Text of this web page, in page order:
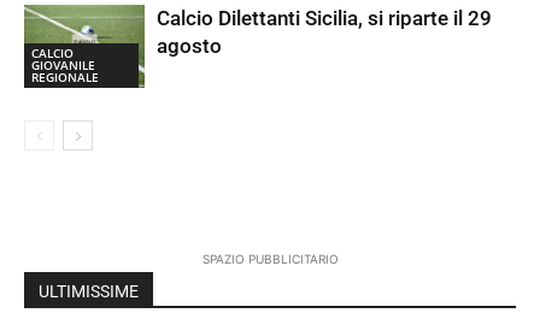
CALCIO
GIOVANILE
REGIONALE
Calcio Dilettanti Sicilia, si riparte il 29
agosto
SPAZIO PUBBLICITARIO
ULTIMISSIME